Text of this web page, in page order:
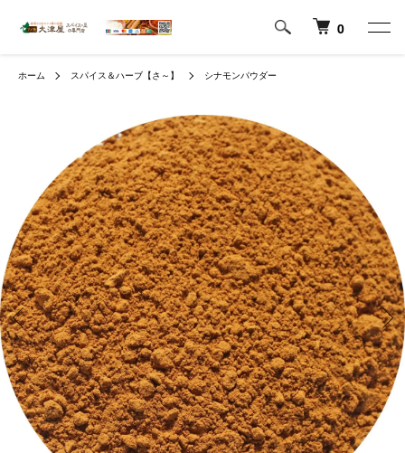
0
ホーム スパイス＆ハーブ【さ～】 シナモンパウダー